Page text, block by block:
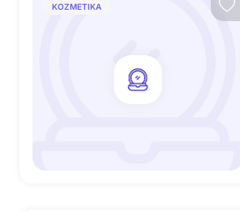
KOZMETIKA